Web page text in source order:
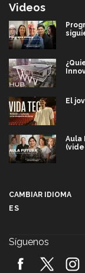
Videos
El
Aula
CAMBIAR IDIOMA
ES
Síguenos